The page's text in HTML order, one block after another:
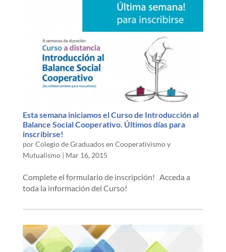
Esta semana iniciamos el Curso de Introducción al
Balance Social Cooperativo. Últimos días para
inscribirse!
porColegio de Graduados en Cooperativismo y
Mutualismo| Mar 16, 2015
Complete el formulario de inscripción! Acceda a
toda la información del Curso!